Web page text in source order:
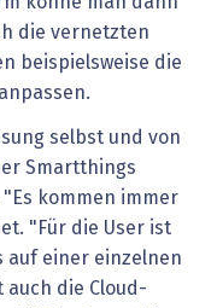
die vernetzten
beispielsweise die
selbst und von
Smartthings
kommen immer
"Für die User ist
auf einer einzelnen
die Cloud-